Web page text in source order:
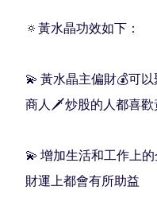
🔅黃水晶功效如下：
💫 黃水晶主偏財💰可
商人🗡炒股的人都喜歡
💫 增加生活和工作上
財運上都會有所助益